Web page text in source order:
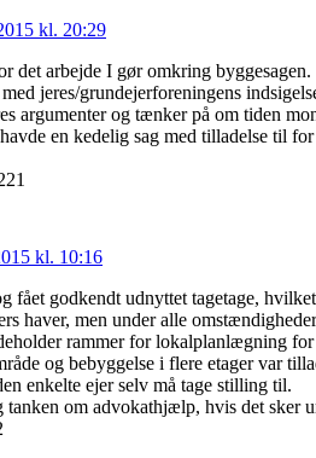
kl. 20:29
det arbejde I gør omkring
jeres/grundejerforeningens
argumenter og tænker på om tiden
en kedelig sag med tilladelse til
kl. 10:16
fået godkendt udnyttet tagetage,
haver, men under alle
rammer for lokalplanlægning
og bebyggelse i flere etager var
enkelte ejer selv må tage stilling til.
tanken om advokathjælp, hvis det